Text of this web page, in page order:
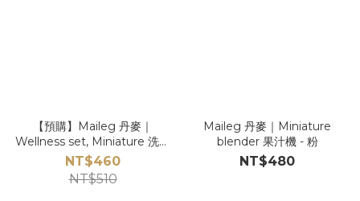
【預購】Maileg 丹麥｜
Wellness set, Miniature 洗香
香組
NT$460
NT$510
Maileg 丹麥｜Miniature
blender 果汁機 - 粉
NT$480